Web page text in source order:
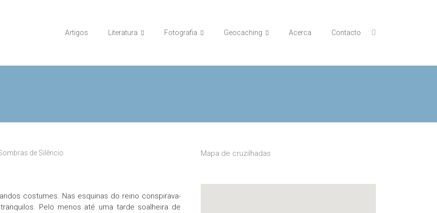
Artigos Literatura Fotografia Geocaching Acerca Contacto
de Silêncio
costumes. Nas esquinas do reino conspirava-
Pelo menos até uma tarde soalheira de
Mapa de cruzilhadas